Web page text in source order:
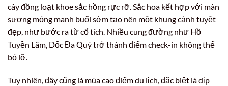
cây đồng loạt khoe sắc hồng rực rỡ. Sắc hoa kết hợp với màn
sương mỏng manh buổi sớm tạo nên một khung cảnh tuyệt
đẹp, như bước ra từ cổ tích. Nhiều cung đường như Hồ
Tuyền Lâm, Dốc Đa Quý trở thành điểm check-in không thể
bỏ lỡ.
Tuy nhiên, đây cũng là mùa cao điểm du lịch, đặc biệt là dịp